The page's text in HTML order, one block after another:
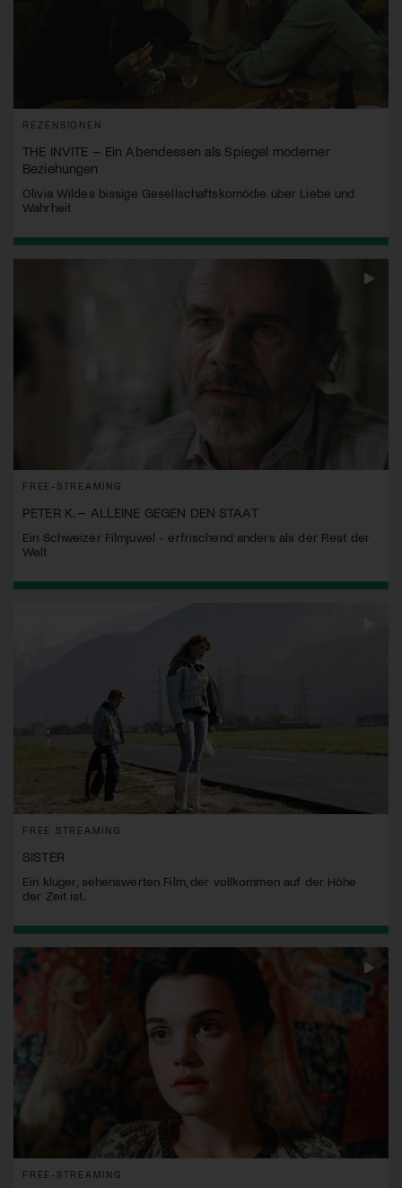
REZENSIONEN
THE INVITE – Ein Abendessen als Spiegel moderner
Beziehungen
Olivia Wildes bissige Gesellschaftskomödie über Liebe und
Wahrheit
FREE-STREAMING
PETER K. – ALLEINE GEGEN DEN STAAT
Ein Schweizer Filmjuwel - erfrischend anders als der Rest der
Welt
FREE STREAMING
SISTER
Ein kluger, sehenswerten Film, der vollkommen auf der Höhe
der Zeit ist.
FREE-STREAMING